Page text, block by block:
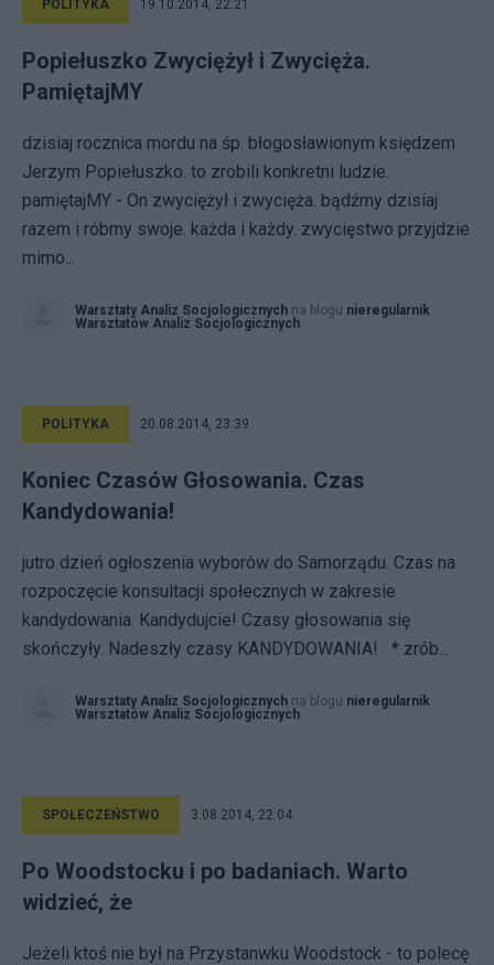
POLITYKA 19.10.2014, 22:21
Popiełuszko Zwyciężył i Zwycięża.
PamiętajMY
dzisiaj rocznica mordu na śp. błogosławionym księdzem
Jerzym Popiełuszko. to zrobili konkretni ludzie.
pamiętajMY - On zwyciężył i zwycięża. bądźmy dzisiaj
razem i róbmy swoje. każda i każdy. zwycięstwo przyjdzie
mimo...
Warsztaty Analiz Socjologicznych na blogu nieregularnik
Warsztatów Analiz Socjologicznych
POLITYKA 20.08.2014, 23:39
Koniec Czasów Głosowania. Czas
Kandydowania!
jutro dzień ogłoszenia wyborów do Samorządu. Czas na
rozpoczęcie konsultacji społecznych w zakresie
kandydowania. Kandydujcie! Czasy głosowania się
skończyły. Nadeszły czasy KANDYDOWANIA! * zrób...
Warsztaty Analiz Socjologicznych na blogu nieregularnik
Warsztatów Analiz Socjologicznych
SPOŁECZEŃSTWO 3.08.2014, 22:04
Po Woodstocku i po badaniach. Warto
widzieć, że
Jeżeli ktoś nie był na Przystanwku Woodstock - to polecę